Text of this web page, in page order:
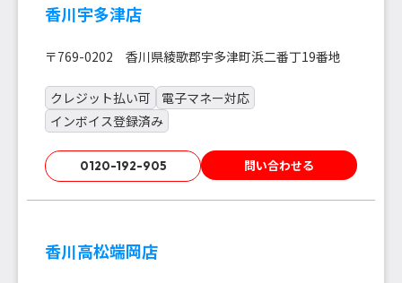
香川宇多津店
〒769-0202 香川県綾歌郡宇多津町浜二番丁19番地
クレジット払い可
電子マネー対応
インボイス登録済み
0120-192-905 問い合わせる
香川高松端岡店